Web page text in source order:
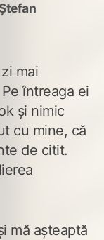
mai
întreaga ei
și nimic
cu mine, că
de citit.
mă așteaptă